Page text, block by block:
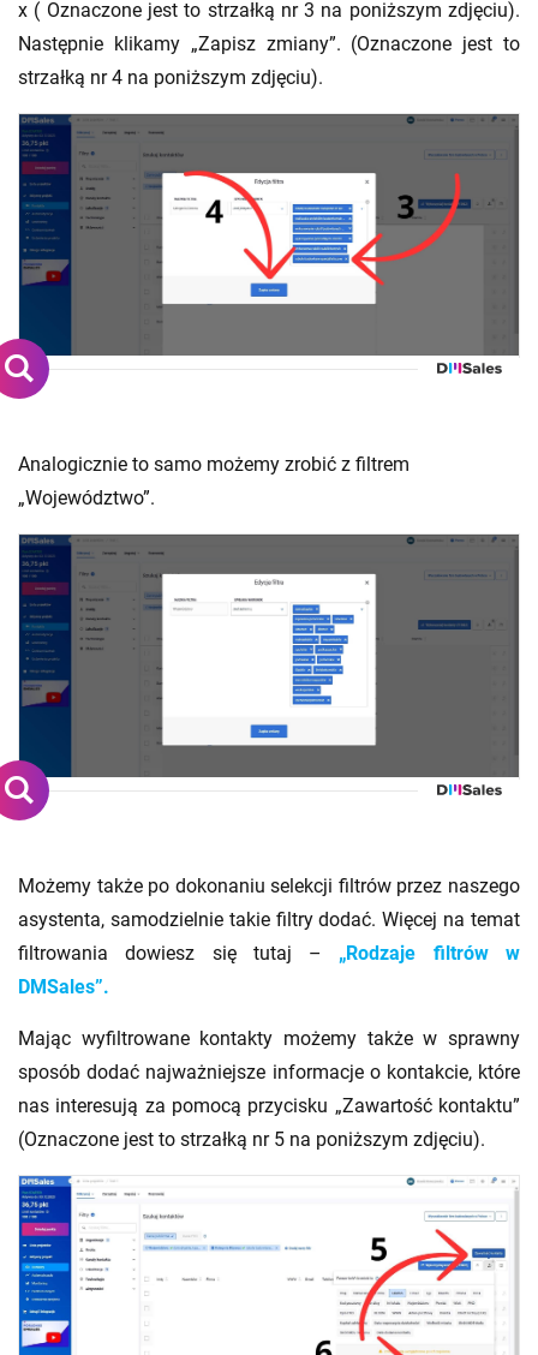
x ( Oznaczone jest to strzałką nr 3 na poniższym zdjęciu).
Następnie klikamy „Zapisz zmiany”. (Oznaczone jest to
strzałką nr 4 na poniższym zdjęciu).
Analogicznie to samo możemy zrobić z filtrem
„Województwo”.
Możemy także po dokonaniu selekcji filtrów przez naszego
asystenta, samodzielnie takie filtry dodać. Więcej na temat
filtrowania dowiesz się tutaj – „Rodzaje filtrów w
DMSales”.
Mając wyfiltrowane kontakty możemy także w sprawny
sposób dodać najważniejsze informacje o kontakcie, które
nas interesują za pomocą przycisku „Zawartość kontaktu”
(Oznaczone jest to strzałką nr 5 na poniższym zdjęciu).